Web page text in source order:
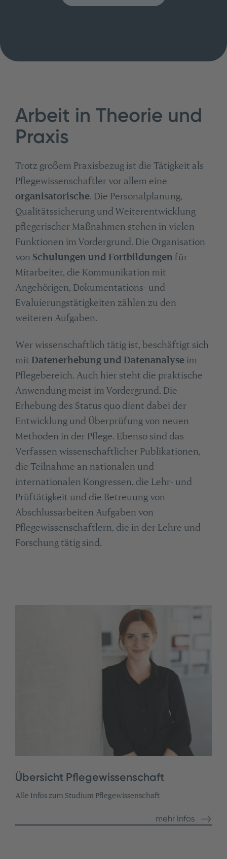
Arbeit in Theorie und
Praxis
Trotz großem Praxisbezug ist die Tätigkeit als
Pflegewissenschaftler vor allem eine
organisatorische. Die Personalplanung,
Qualitätssicherung und Weiterentwicklung
pflegerischer Maßnahmen stehen in vielen
Funktionen im Vordergrund. Die Organisation
von Schulungen und Fortbildungen für
Mitarbeiter, die Kommunikation mit
Angehörigen, Dokumentations- und
Evaluierungstätigkeiten zählen zu den
weiteren Aufgaben.
Wer wissenschaftlich tätig ist, beschäftigt sich
mit Datenerhebung und Datenanalyse im
Pflegebereich. Auch hier steht die praktische
Anwendung meist im Vordergrund. Die
Erhebung des Status quo dient dabei der
Entwicklung und Überprüfung von neuen
Methoden in der Pflege. Ebenso sind das
Verfassen wissenschaftlicher Publikationen,
die Teilnahme an nationalen und
internationalen Kongressen, die Lehr- und
Prüftätigkeit und die Betreuung von
Abschlussarbeiten Aufgaben von
Pflegewissenschaftlern, die in der Lehre und
Forschung tätig sind.
Übersicht Pflegewissenschaft
Alle Infos zum Studium Pflegewissenschaft
mehr Infos